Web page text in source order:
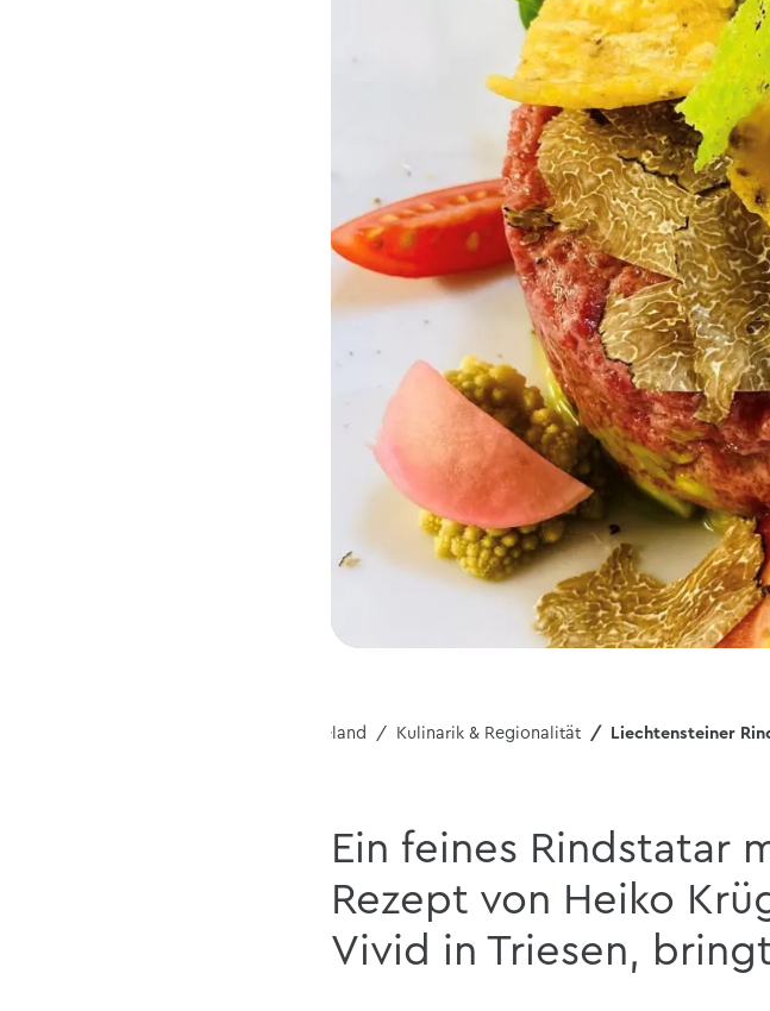
Reiseland Kulinarik & Regionalität Liechtensteiner
Ein feines Rindstatar
Rezept von Heiko
Vivid in Triesen,